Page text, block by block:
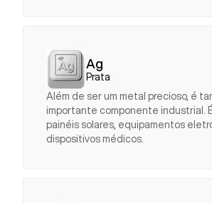
Ag
Prata
Além de ser um metal precioso, é
importante componente industrial.
painéis solares, equipamentos
dispositivos médicos.